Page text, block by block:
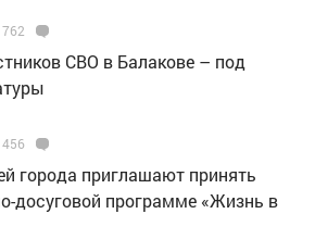
СВО в Балакове – под
города приглашают принять
досуговой программе «Жизнь в